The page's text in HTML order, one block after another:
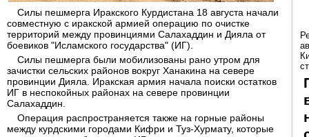
Силы пешмерга Иракского Курдистана 18 августа начали
совместную с иракской армией операцию по очистке
территорий между провинциями Салахаддин и Дияла от
боевиков "Исламского государства" (ИГ).
Силы пешмерга были мобилизованы рано утром для
зачистки сельских районов вокруг Ханакина на севере
провинции Дияла. Иракская армия начала поиски остатков
ИГ в неспокойных районах на севере провинции
Салахаддин.
Операция распространяется также на горные районы
между курдскими городами Кифри и Туз-Хурмату, которые